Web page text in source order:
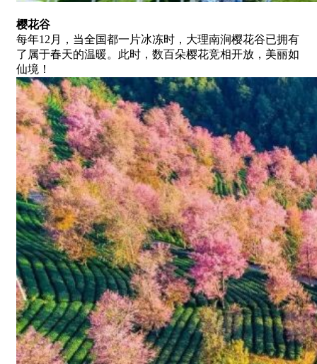
樱花谷
每年12月，当全国都一片冰冻时，大理南涧樱花谷已拥有
了属于春天的温暖。此时，数百朵樱花竞相开放，美丽如
仙境！